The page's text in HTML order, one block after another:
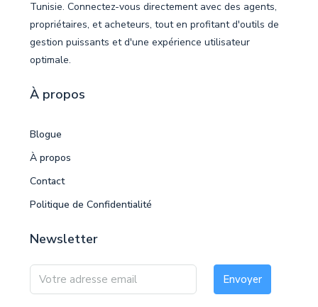
Tunisie. Connectez-vous directement avec des agents,
propriétaires, et acheteurs, tout en profitant d'outils de
gestion puissants et d'une expérience utilisateur
optimale.
À propos
Blogue
À propos
Contact
Politique de Confidentialité
Newsletter
Envoyer